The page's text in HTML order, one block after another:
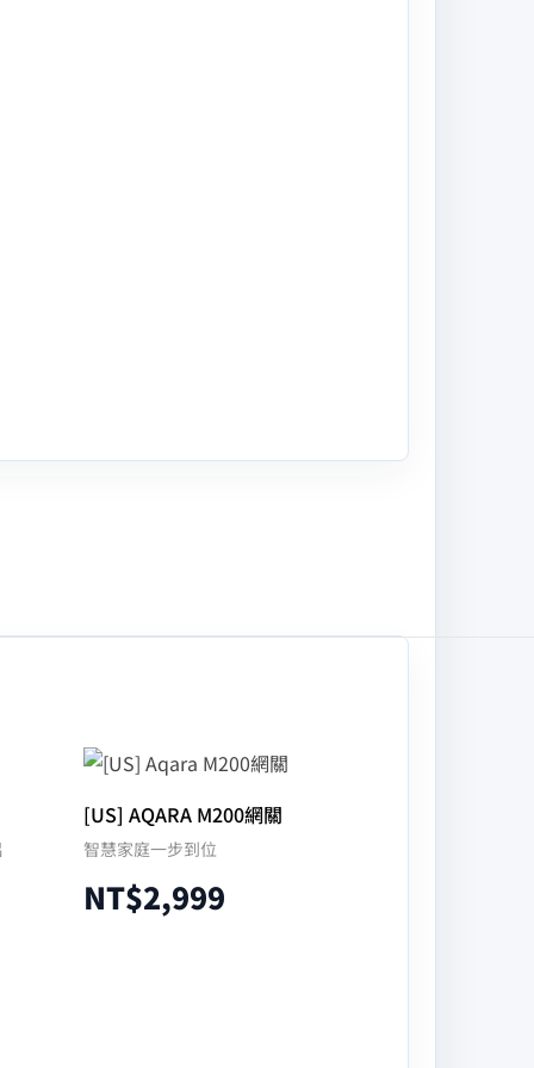
[US] AQARA M200網關
智慧家庭一步到位
NT$2,999